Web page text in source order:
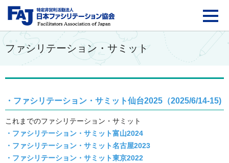
FAJ：特定非営利活動
ファシリテーション・サミット
・ファシリテーション・サミット仙台2025（2025/6/14-15)
これまでのファシリテーション・サミット
・ファシリテーション・サミット富山2024
・ファシリテーション・サミット名古屋2023
・ファシリテーション・サミット東京2022